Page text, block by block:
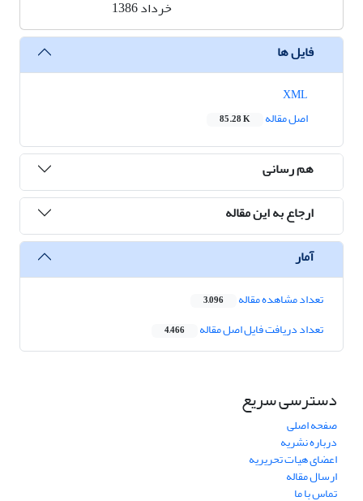
خرداد 1386
فایل ها
اصل مقاله
85.28 K
هم رسانی
ارجاع به این مقاله
آمار
تعداد مشاهده مقاله 3,096
تعداد دریافت فایل اصل مقاله 4,466
دسترسی سریع
صفحه اصلی
درباره نشریه
اعضای هیات تحریریه
ارسال مقاله
تماس با ما